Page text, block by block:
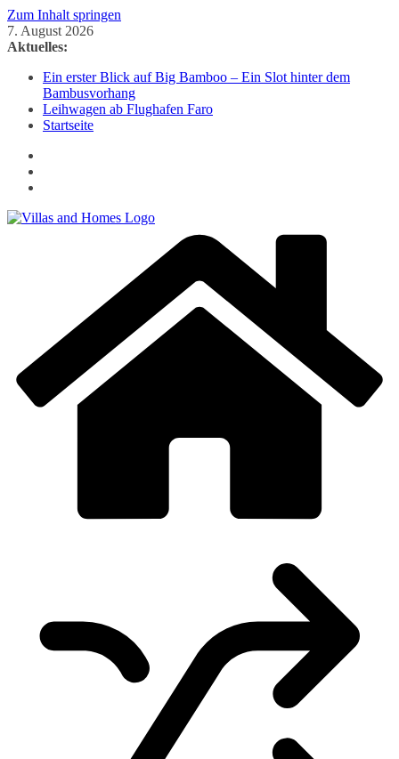
Zum Inhalt springen
7. August 2026
Aktuelles:
Ein erster Blick auf Big Bamboo – Ein Slot hinter dem
Bambusvorhang
Leihwagen ab Flughafen Faro
Startseite